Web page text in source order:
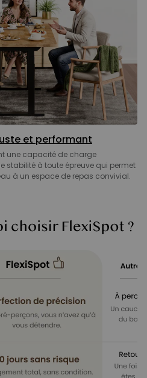
et performant
une capacité de charge
stabilité à toute épreuve qui permet
à un espace de repas convivial.